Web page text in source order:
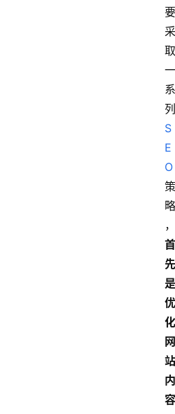
要
采
取
一
系
列
S
E
O
策
略
，
首
先
是
优
化
网
站
内
容